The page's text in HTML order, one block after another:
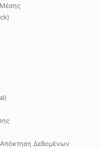
Απόκτηση Δεδομένων